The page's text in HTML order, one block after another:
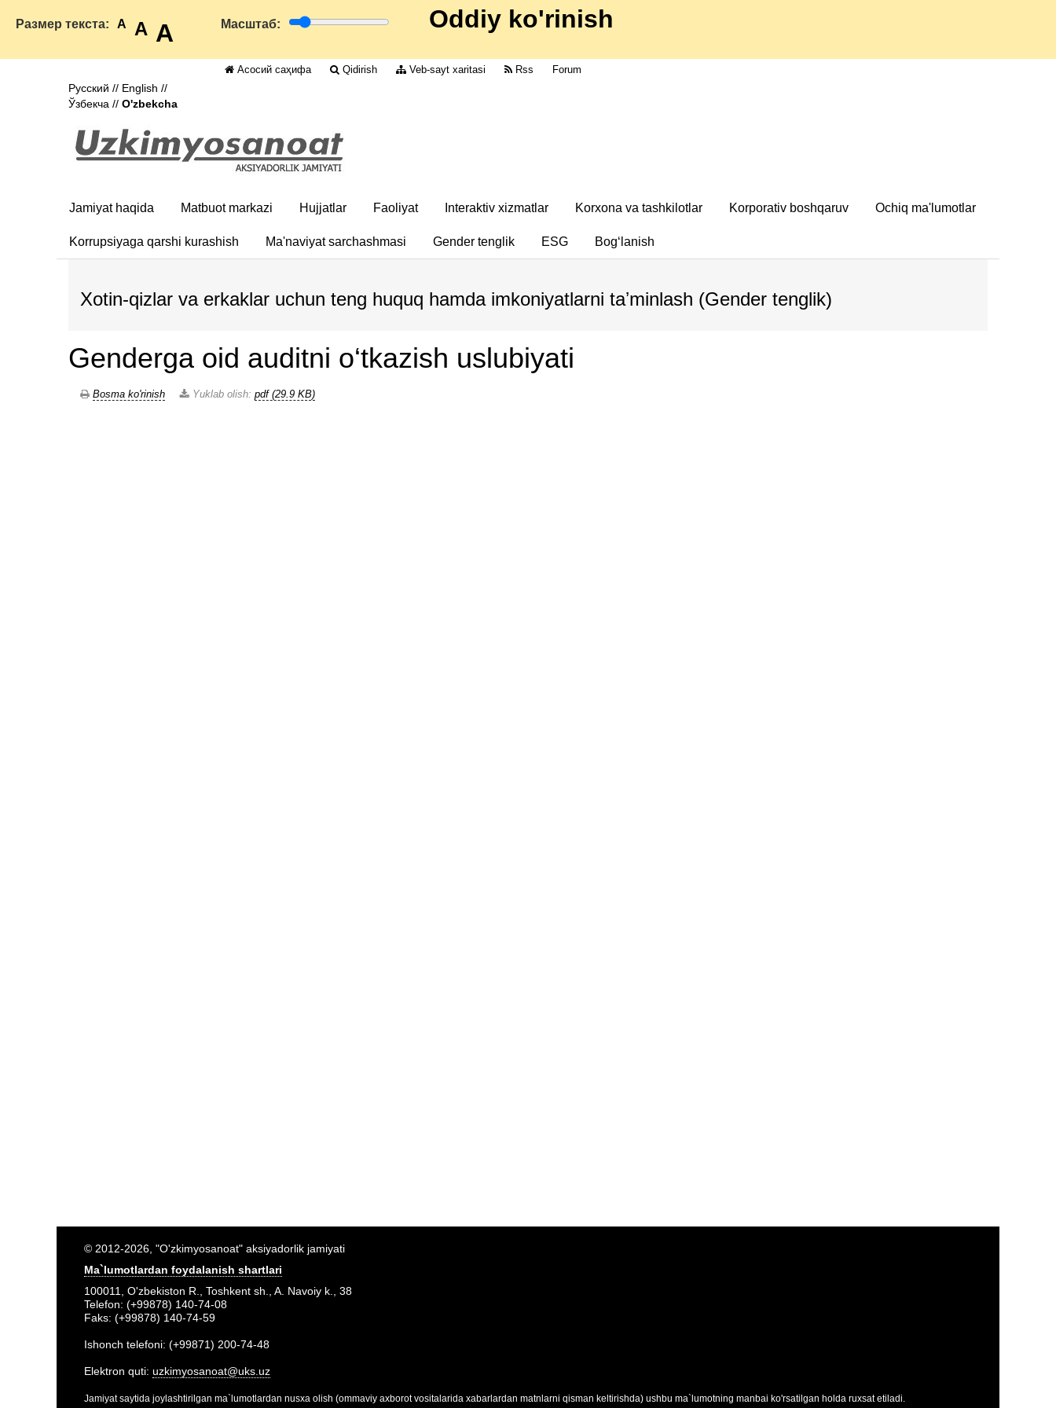
Размер текста: A A A Масштаб: Oddiy ko'rinish
Асосий саҳифа Qidirish Veb-sayt xaritasi Rss
Forum
Русский // English //
Ўзбекча // O'zbekcha
Jamiyat haqida Matbuot markazi Hujjatlar Faoliyat Interaktiv xizmatlar Korxona va tashkilotlar Korporativ boshqaruv Ochiq ma'lumotlar
Korrupsiyaga qarshi kurashish Ma'naviyat sarchashmasi Gender tenglik ESG Bog‘lanish
Xotin-qizlar va erkaklar uchun teng huquq hamda imkoniyatlarni taʼminlash (Gender tenglik)
Genderga oid auditni o‘tkazish uslubiyati
Bosma ko'rinish Yuklab olish: pdf (29.9 KB)
© 2012-2026, "O'zkimyosanoat" aksiyadorlik jamiyati
Ma`lumotlardan foydalanish shartlari
100011, O'zbekiston R., Toshkent sh., A. Navoiy k., 38
Telefon: (+99878) 140-74-08
Faks: (+99878) 140-74-59
Ishonch telefoni: (+99871) 200-74-48
Elektron quti: uzkimyosanoat@uks.uz
Jamiyat saytida joylashtirilgan ma`lumotlardan nusxa olish (ommaviy axborot vositalarida xabarlardan matnlarni qisman keltirishda) ushbu ma`lumotning manbai ko'rsatilgan holda ruxsat etiladi.